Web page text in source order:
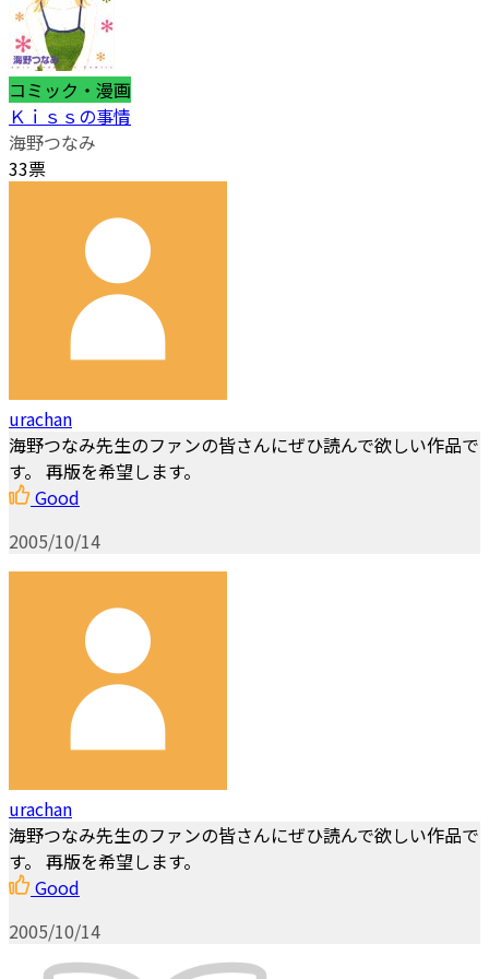
コミック・漫画
Ｋｉｓｓの事情
海野つなみ
33票
urachan
海野つなみ先生のファンの皆さんにぜひ読んで欲しい作品で
す。 再版を希望します。
Good
2005/10/14
urachan
海野つなみ先生のファンの皆さんにぜひ読んで欲しい作品で
す。 再版を希望します。
Good
2005/10/14